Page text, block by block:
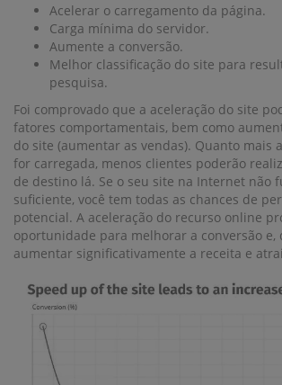
Acelerar o carregamento da página.
Carga mínima do servidor.
Aumente a conversão.
Melhor classificação do site para
pesquisa.
Foi comprovado que a aceleração do site
fatores comportamentais, bem como
do site (aumentar as vendas). Quanto mais
for carregada, menos clientes poderão
de destino lá. Se o seu site na Internet não
suficiente, você tem todas as chances de
potencial. A aceleração do recurso online
oportunidade para melhorar a conversão e,
aumentar significativamente a receita e